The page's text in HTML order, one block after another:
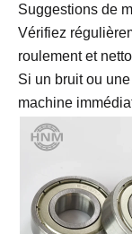
Suggestions de
Vérifiez
roulement et
Si un bruit ou
machine